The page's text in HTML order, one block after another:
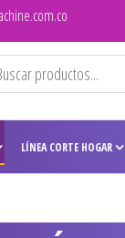
LÍNEA CORTE HOGAR